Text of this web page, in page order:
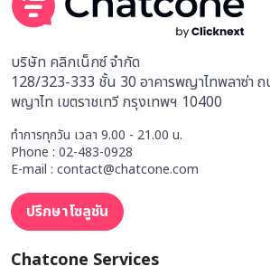
บริษัท คลิกเน็กซ์ จำกัด
128/323-333 ชั้น 30 อาคารพญาไทพลาซ่า
พญาไท เขตราชเทวี กรุงเทพฯ 10400
ทำการทุกวัน เวลา 9.00 - 21.00 น.
Phone : 02-483-0928
E-mail : contact@chatcone.com
ปรึกษาโซลูชัน
Chatcone Services